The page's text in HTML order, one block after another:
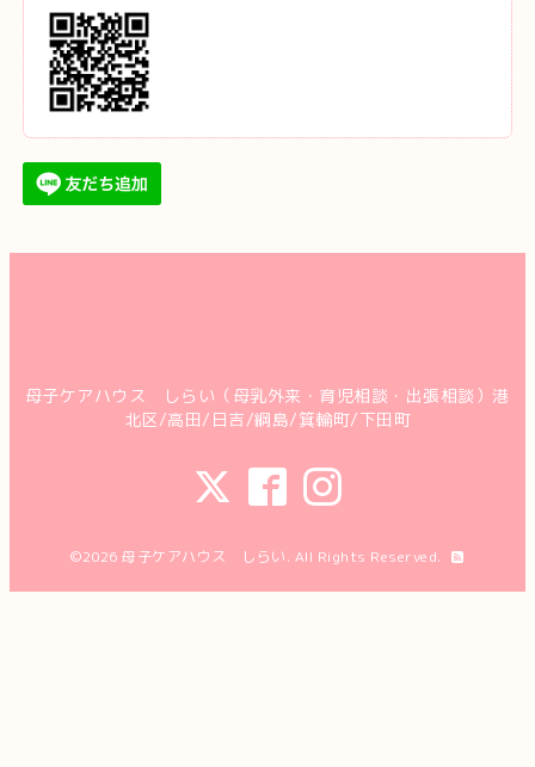
母子ケアハウス しらい（母乳外来・育児相談・出張相談）港
北区/高田/日吉/綱島/箕輪町/下田町
©2026母子ケアハウス しらい. All Rights Reserved.